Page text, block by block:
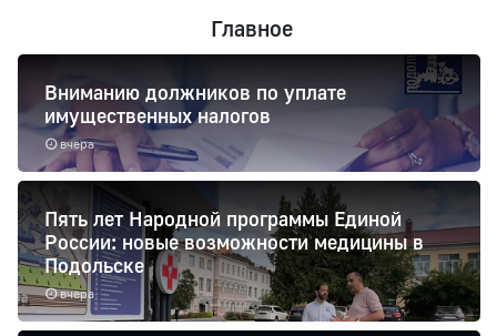
Главное
вчера
Вниманию должников по уплате
имущественных налогов
вчера
Пять лет Народной программы Единой
России: новые возможности медицины в
Подольске